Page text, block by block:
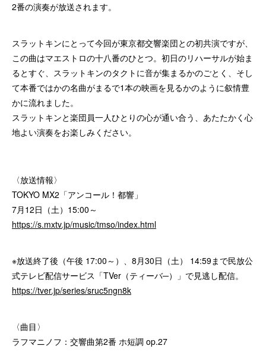
2番の演奏が放送されます。
スラットキンにとって今回が東京都交響楽団との初共演ですが、
この曲はマエストロの十八番のひとつ。初日のリハーサルが始ま
るとすぐ、スラットキンのタクトに音が集まるかのごとく、そし
て本番ではかの名曲がまるで1本の映画を見るかのように叙情豊
かに流れました。
スラットキンと楽団員一人ひとりの心が通い合う、あたたかく心
地よい演奏をお楽しみください。
〈放送情報〉
TOKYO MX2「アンコール！都響」
7月12日（土）15:00～
https://s.mxtv.jp/music/tmso/index.html
※放送終了後（午後 17:00～）、8月30日（土） 14:59まで民放公
式テレビ配信サービス「TVer（ティーバ─）」で見逃し配信。
https://tver.jp/series/sruc5ngn8k
〈曲目〉
ラフマニノフ：交響曲第2番 ホ短調 op.27